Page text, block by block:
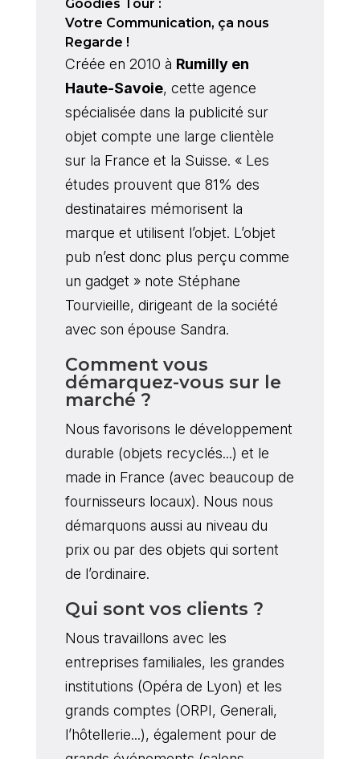
Goodies Tour :
Votre Communication, ça nous
Regarde !
Créée en 2010 à Rumilly en
Haute-Savoie, cette agence
spécialisée dans la publicité sur
objet compte une large clientèle
sur la France et la Suisse. « Les
études prouvent que 81% des
destinataires mémorisent la
marque et utilisent l’objet. L’objet
pub n’est donc plus perçu comme
un gadget » note Stéphane
Tourvieille, dirigeant de la société
avec son épouse Sandra.
Comment vous
démarquez-vous sur le
marché ?
Nous favorisons le développement
durable (objets recyclés...) et le
made in France (avec beaucoup de
fournisseurs locaux). Nous nous
démarquons aussi au niveau du
prix ou par des objets qui sortent
de l’ordinaire.
Qui sont vos clients ?
Nous travaillons avec les
entreprises familiales, les grandes
institutions (Opéra de Lyon) et les
grands comptes (ORPI, Generali,
l’hôtellerie...), également pour de